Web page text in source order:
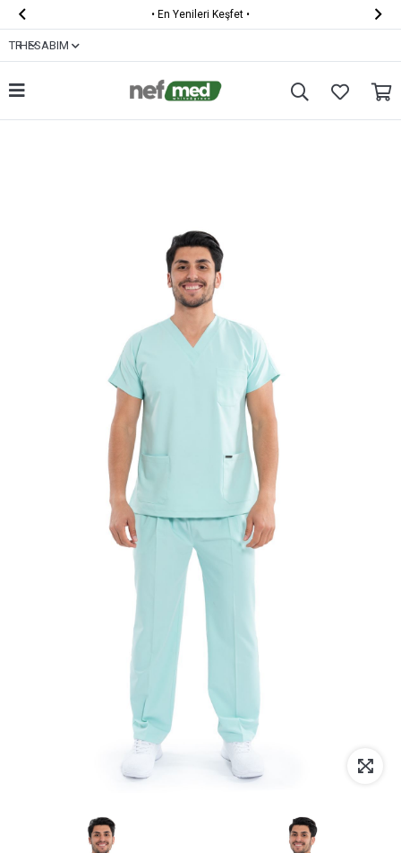
 • En Yenileri Keşfet • 
TRHESABIM